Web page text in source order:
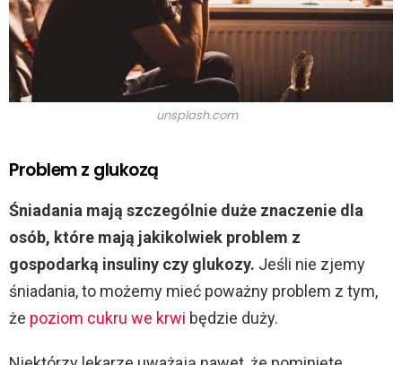
unsplash.com
Problem z glukozą
Śniadania mają szczególnie duże znaczenie dla
osób, które mają jakikolwiek problem z
gospodarką insuliny czy glukozy. Jeśli nie zjemy
śniadania, to możemy mieć poważny problem z tym,
że poziom cukru we krwi będzie duży.